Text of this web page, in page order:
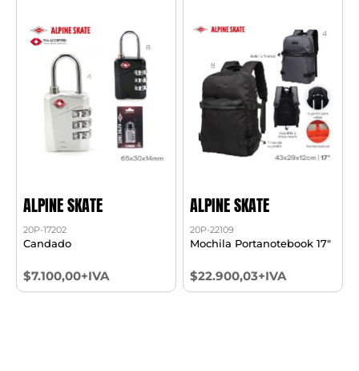
ALPINE SKATE
20P-17202
Candado
$7.100,00+IVA
ALPINE SKATE
20P-22109
Mochila Portanotebook 17"
$22.900,03+IVA